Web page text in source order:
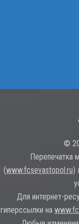
©
Перепечатка
(www.fcsevastopol.ru)
Для интернет-
гиперссылки на